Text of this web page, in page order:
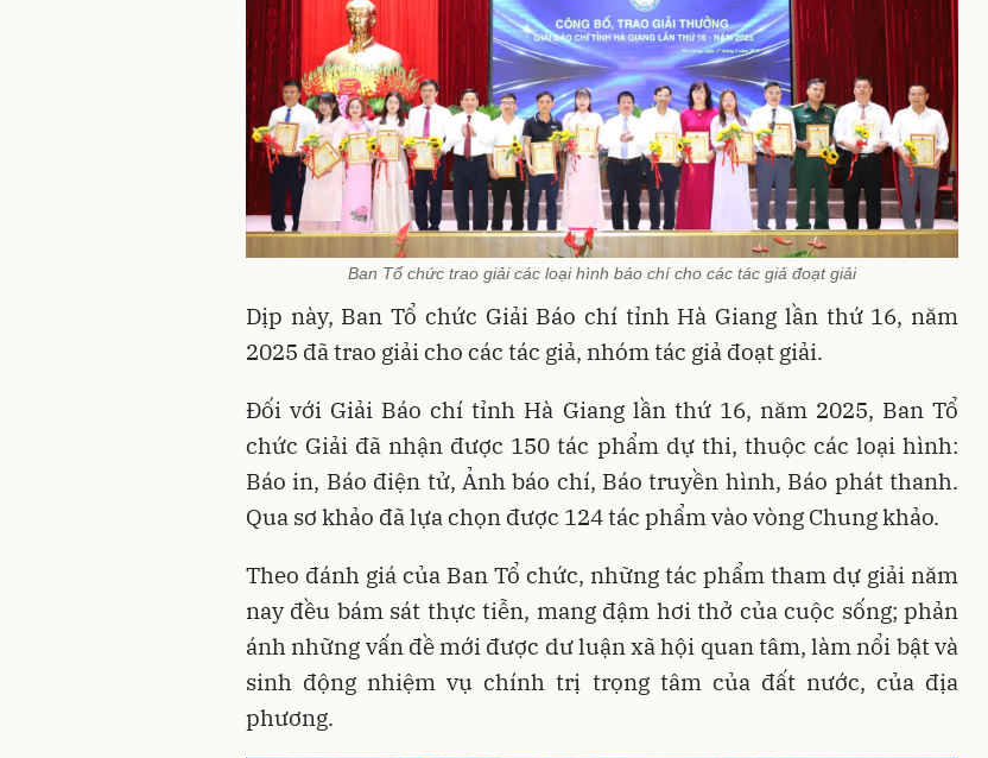
Ban Tổ chức trao giải các loại hình báo chí cho các tác giả đoạt giải
Dịp này, Ban Tổ chức Giải Báo chí tỉnh Hà Giang lần thứ 16, năm
2025 đã trao giải cho các tác giả, nhóm tác giả đoạt giải.
Đối với Giải Báo chí tỉnh Hà Giang lần thứ 16, năm 2025, Ban Tổ
chức Giải đã nhận được 150 tác phẩm dự thi, thuộc các loại hình:
Báo in, Báo điện tử, Ảnh báo chí, Báo truyền hình, Báo phát thanh.
Qua sơ khảo đã lựa chọn được 124 tác phẩm vào vòng Chung khảo.
Theo đánh giá của Ban Tổ chức, những tác phẩm tham dự giải năm
nay đều bám sát thực tiễn, mang đậm hơi thở của cuộc sống; phản
ánh những vấn đề mới được dư luận xã hội quan tâm, làm nổi bật và
sinh động nhiệm vụ chính trị trọng tâm của đất nước, của địa
phương.